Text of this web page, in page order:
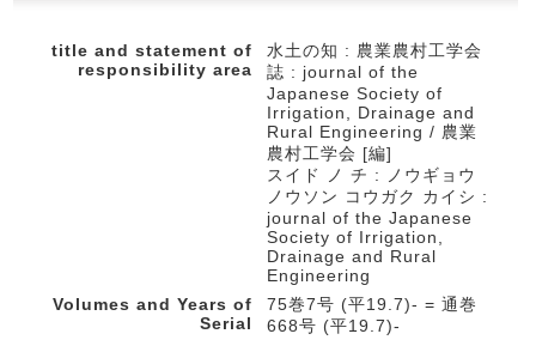
title and statement of
responsibility area
水土の知 : 農業農村工学会
誌 : journal of the
Japanese Society of
Irrigation, Drainage and
Rural Engineering / 農業
農村工学会 [編]
スイド ノ チ : ノウギョウ
ノウソン コウガク カイシ :
journal of the Japanese
Society of Irrigation,
Drainage and Rural
Engineering
Volumes and Years of
Serial
75巻7号 (平19.7)- = 通巻
668号 (平19.7)-